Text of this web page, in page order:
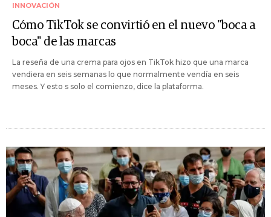
INNOVACIÓN
Cómo TikTok se convirtió en el nuevo "boca a
boca" de las marcas
La reseña de una crema para ojos en TikTok hizo que una marca
vendiera en seis semanas lo que normalmente vendía en seis
meses. Y esto s solo el comienzo, dice la plataforma.